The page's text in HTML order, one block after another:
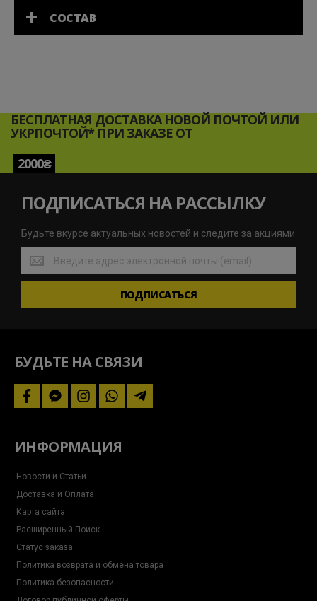
СОСТАВ
БЕСПЛАТНАЯ ДОСТАВКА НОВОЙ ПОЧТОЙ ИЛИ
УКРПОЧТОЙ* ПРИ ЗАКАЗЕ ОТ
2000₴
ПОДПИСАТЬСЯ НА РАССЫЛКУ
Будьте вкурсе актуальных новостей и следите за акциями
Будьте
вкурсе
актуальных
и
ПОДПИСАТЬСЯ
БУДЬТЕ НА СВЯЗИ
facebookfacebook-
messenger
instagram
whatsapptelegram-
plane
ИНФОРМАЦИЯ
Новости и Статьи
Доставка и Оплата
Карта сайта
Расширенный Поиск
Статус заказа
Политика возврата и обмена товара
Политика безопасности